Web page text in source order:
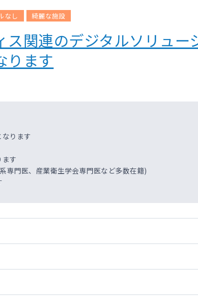
なし 綺麗な施設
関連のデジタルソリュー
ります
ります
す
専門医、産業衛生学会専門医など多数在籍)